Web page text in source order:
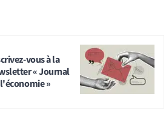
vous à la
« Journal
»